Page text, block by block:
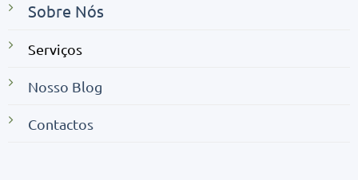
Sobre Nós
Serviços
Nosso Blog
Contactos